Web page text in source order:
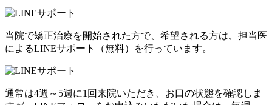
当院で矯正治療を開始された方で、希望される方は、担当医
によるLINEサポート （無料） を行っています。
通常は4週～5週に1回来院いただき、お口の状態を確認しま